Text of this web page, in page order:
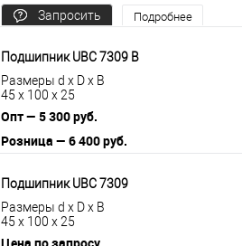
Запросить
Подробнее
Подшипник UBC 7309 B
Размеры d x D x B
45 x 100 x 25
Опт — 5 300 руб.
Розница — 6 400 руб.
Подшипник UBC 7309
Размеры d x D x B
45 x 100 x 25